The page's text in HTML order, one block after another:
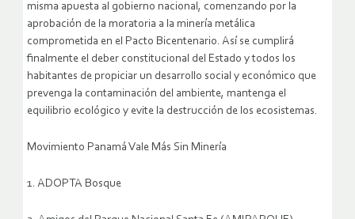
misma apuesta al gobierno nacional, comenzando por la
aprobación de la moratoria a la minería metálica
comprometida en el Pacto Bicentenario. Así se cumplirá
finalmente el deber constitucional del Estado y todos los
habitantes de propiciar un desarrollo social y económico que
prevenga la contaminación del ambiente, mantenga el
equilibrio ecológico y evite la destrucción de los ecosistemas.
Movimiento Panamá Vale Más Sin Minería
1. ADOPTA Bosque